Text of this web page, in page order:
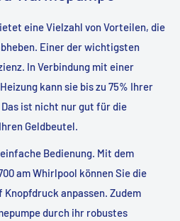
eine Vielzahl von Vorteilen, die
Einer der wichtigsten
In Verbindung mit einer
kann sie bis zu 75% Ihrer
ist nicht nur gut für die
Geldbeutel.
Bedienung. Mit dem
am Whirlpool können Sie die
anpassen. Zudem
durch ihr robustes